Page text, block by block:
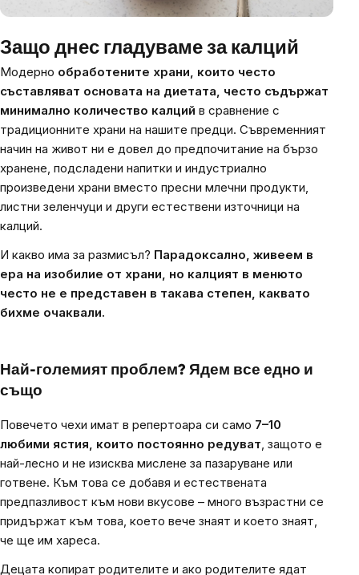
Защо днес гладуваме за калций
Модерно обработените храни, които често
съставляват основата на диетата, често съдържат
минимално количество калций в сравнение с
традиционните храни на нашите предци. Съвременният
начин на живот ни е довел до предпочитание на бързо
хранене, подсладени напитки и индустриално
произведени храни вместо пресни млечни продукти,
листни зеленчуци и други естествени източници на
калций.
И какво има за размисъл? Парадоксално, живеем в
ера на изобилие от храни, но калцият в менюто
често не е представен в такава степен, каквато
бихме очаквали.
Най-големият проблем? Ядем все едно и
също
Повечето чехи имат в репертоара си само 7–10
любими ястия, които постоянно редуват, защото е
най-лесно и не изисква мислене за пазаруване или
готвене. Към това се добавя и естествената
предпазливост към нови вкусове – много възрастни се
придържат към това, което вече знаят и което знаят,
че ще им хареса.
Децата копират родителите и ако родителите ядат